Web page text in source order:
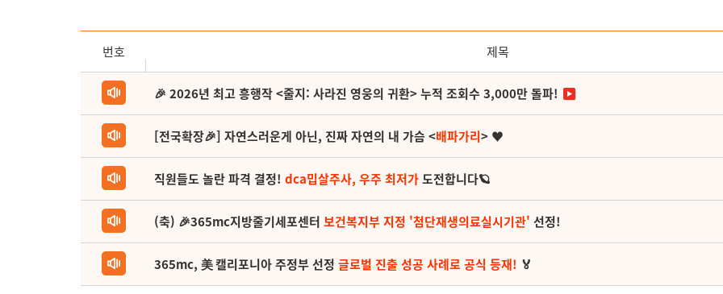
번호 제목
🎉 2026년 최고 흥행작 <줄지: 사라진 영웅의 귀환> 누적 조회수 3,000만 돌파!
[전국확장🎉] 자연스러운게 아닌, 진짜 자연의 내 가슴 <배파가리> ♥
직원들도 놀란 파격 결정! dca밉살주사, 우주 최저가도전합니다🪐
(축) 🎉365mc지방줄기세포센터 보건복지부 지정 '첨단재생의료실시기관' 선정!
365mc, 美 캘리포니아 주정부 선정 글로벌 진출 성공 사례로 공식 등재! 🏅